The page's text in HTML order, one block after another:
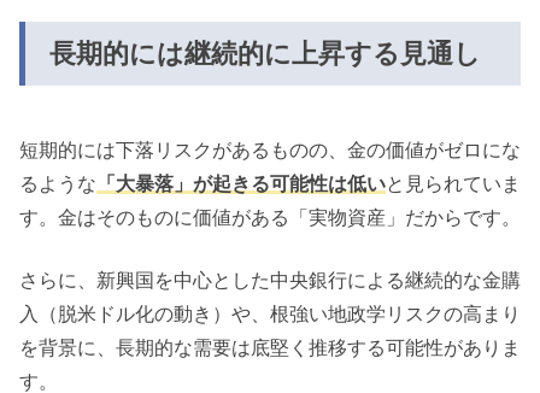
長期的には継続的に上昇する見通し
短期的には下落リスクがあるものの、金の価値がゼロにな
るような 「大暴落」が起きる可能性は低いと見られていま
す。金はそのものに価値がある「実物資産」だからです。
さらに、新興国を中心とした中央銀行による継続的な金購
入（脱米ドル化の動き）や、根強い地政学リスクの高まり
を背景に、長期的な需要は底堅く推移する可能性がありま
す。